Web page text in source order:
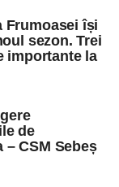
Frumoasei își
sezon. Trei
importante la
de
– CSM Sebeș